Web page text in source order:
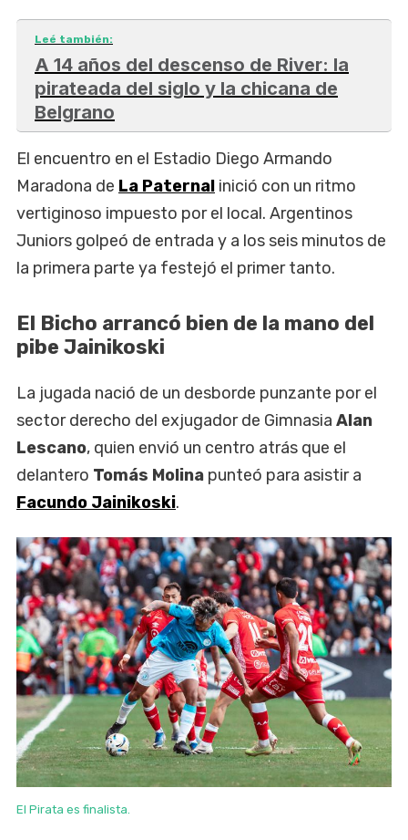
Leé también:
A 14 años del descenso de River: la
pirateada del siglo y la chicana de
Belgrano
El encuentro en el Estadio Diego Armando
Maradona de La Paternal inició con un ritmo
vertiginoso impuesto por el local. Argentinos
Juniors golpeó de entrada y a los seis minutos de
la primera parte ya festejó el primer tanto.
El Bicho arrancó bien de la mano del
pibe Jainikoski
La jugada nació de un desborde punzante por el
sector derecho del exjugador de Gimnasia Alan
Lescano, quien envió un centro atrás que el
delantero Tomás Molina punteó para asistir a
Facundo Jainikoski.
El Pirata es finalista.